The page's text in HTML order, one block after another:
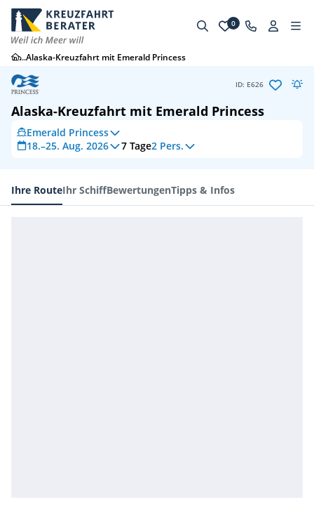
0
...Alaska-Kreuzfahrt mit Emerald Princess
ID: E626
Alaska-Kreuzfahrt mit Emerald Princess
Emerald Princess
18.–25. Aug. 2026
7 Tage2 Pers.
Ihre RouteIhr SchiffBewertungenTipps & Infos